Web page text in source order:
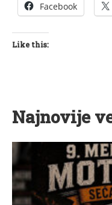
Facebook
Like this:
Najnovije